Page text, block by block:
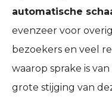
automatische
evenzeer voor
bezoekers en veel
waarop sprake is
grote stijging van